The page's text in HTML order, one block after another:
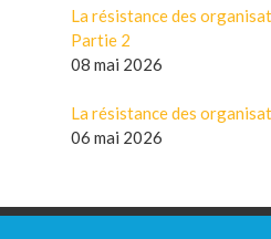
La résistance des
Partie 2
08 mai 2026
La résistance des
06 mai 2026